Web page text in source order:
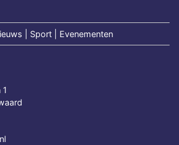
| Sport | Evenementen